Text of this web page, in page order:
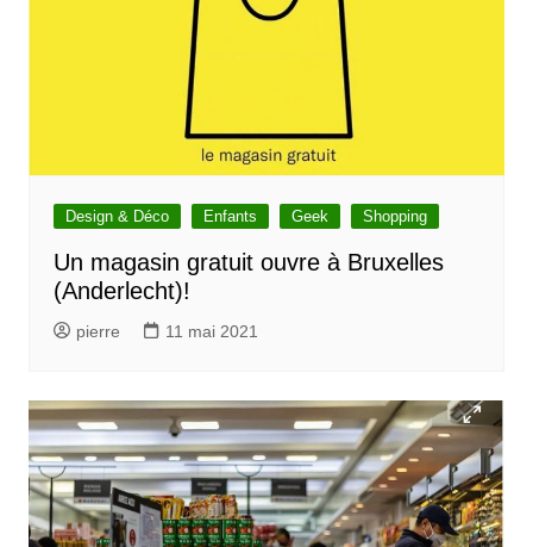
Design & Déco Enfants Geek Shopping
Un magasin gratuit ouvre à Bruxelles
(Anderlecht)!
pierre 11 mai 2021